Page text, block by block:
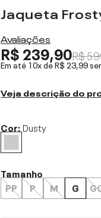
Jaqueta
Avaliações
R$ 239,90R$
Em até 10x deR$ 23,99
Veja descrição do
Cor:Dusty
Tamanho
PP
P M G